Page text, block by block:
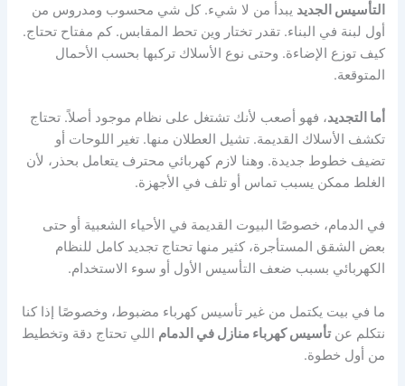
التأسيس الجديد يبدأ من لا شيء. كل شي محسوب ومدروس من
أول لبنة في البناء. تقدر تختار وين تحط المقابس. كم مفتاح تحتاج.
كيف توزع الإضاءة. وحتى نوع الأسلاك تركبها بحسب الأحمال
المتوقعة.
أما التجديد، فهو أصعب لأنك تشتغل على نظام موجود أصلاً. تحتاج
تكشف الأسلاك القديمة. تشيل العطلان منها. تغير اللوحات أو
تضيف خطوط جديدة. وهنا لازم كهربائي محترف يتعامل بحذر، لأن
الغلط ممكن يسبب تماس أو تلف في الأجهزة.
في الدمام، خصوصًا البيوت القديمة في الأحياء الشعبية أو حتى
بعض الشقق المستأجرة، كثير منها تحتاج تجديد كامل للنظام
الكهربائي بسبب ضعف التأسيس الأول أو سوء الاستخدام.
ما في بيت يكتمل من غير تأسيس كهرباء مضبوط، وخصوصًا إذا كنا
نتكلم عنتأسيس كهرباء منازل في الدمام اللي تحتاج دقة وتخطيط
من أول خطوة.